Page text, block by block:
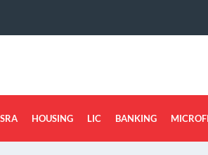
SRA HOUSING LIC BANKING